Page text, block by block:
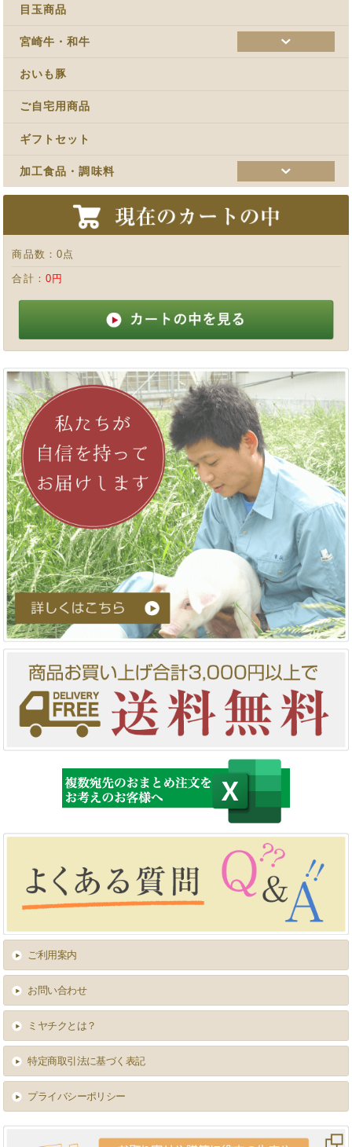
目玉商品
宮崎牛・和牛
おいも豚
ご自宅用商品
ギフトセット
加工食品・調味料
商品数：0点
合計： 0円
ご利用案内
お問い合わせ
ミヤチクとは？
特定商取引法に基づく表記
プライバシーポリシー